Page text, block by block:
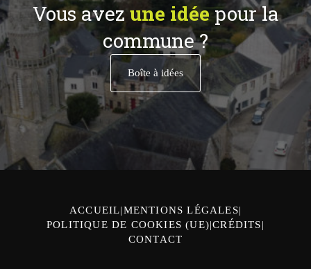
Vous avezune idéepour la
commune ?
Boîte à idées
ACCUEIL MENTIONS LÉGALES
POLITIQUE DE COOKIES (UE) CRÉDITS
CONTACT